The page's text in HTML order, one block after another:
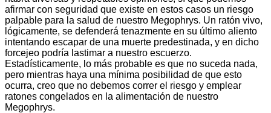
afirmar con seguridad que existe en estos casos un riesgo
palpable para la salud de nuestro Megophrys. Un ratón vivo,
lógicamente, se defenderá tenazmente en su último aliento
intentando escapar de una muerte predestinada, y en dicho
forcejeo podría lastimar a nuestro escuerzo.
Estadísticamente, lo más probable es que no suceda nada,
pero mientras haya una mínima posibilidad de que esto
ocurra, creo que no debemos correr el riesgo y emplear
ratones congelados en la alimentación de nuestro
Megophrys.